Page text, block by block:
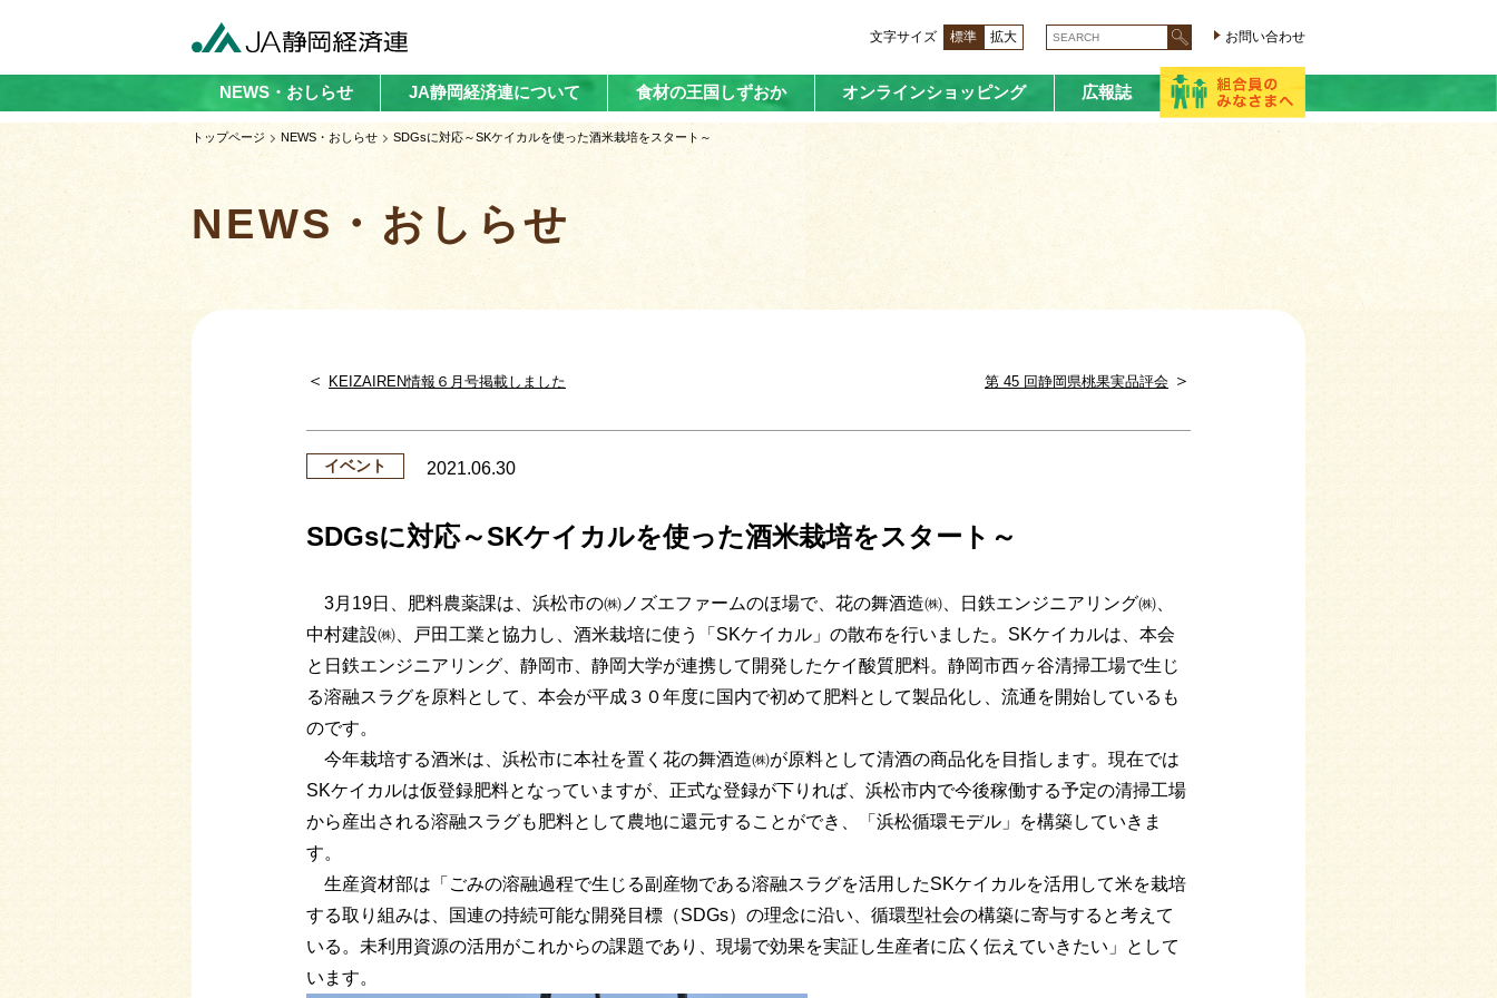
文字サイズ 標準 拡大 お問い合わせ
NEWS・おしらせ JA静岡経済連について 食材の王国しずおか オンラインショッピング 広報誌
トップページ NEWS・おしらせ SDGsに対応～SKケイカルを使った酒米栽培をスタート～
NEWS・おしらせ
＜ KEIZAIREN情報６月号掲載しました 第 45 回静岡県桃果実品評会 ＞
イベント 2021.06.30
SDGsに対応～SKケイカルを使った酒米栽培をスタート～
3月19日、肥料農薬課は、浜松市の㈱ノズエファームのほ場で、花の舞酒造㈱、日鉄エンジニアリング㈱、
中村建設㈱、戸田工業と協力し、酒米栽培に使う「SKケイカル」の散布を行いました。SKケイカルは、本会
と日鉄エンジニアリング、静岡市、静岡大学が連携して開発したケイ酸質肥料。静岡市西ヶ谷清掃工場で生じ
る溶融スラグを原料として、本会が平成３０年度に国内で初めて肥料として製品化し、流通を開始しているも
のです。
今年栽培する酒米は、浜松市に本社を置く花の舞酒造㈱が原料として清酒の商品化を目指します。現在では
SKケイカルは仮登録肥料となっていますが、正式な登録が下りれば、浜松市内で今後稼働する予定の清掃工場
から産出される溶融スラグも肥料として農地に還元することができ、「浜松循環モデル」を構築していきま
す。
生産資材部は「ごみの溶融過程で生じる副産物である溶融スラグを活用したSKケイカルを活用して米を栽培
する取り組みは、国連の持続可能な開発目標（SDGs）の理念に沿い、循環型社会の構築に寄与すると考えて
いる。未利用資源の活用がこれからの課題であり、現場で効果を実証し生産者に広く伝えていきたい」として
います。